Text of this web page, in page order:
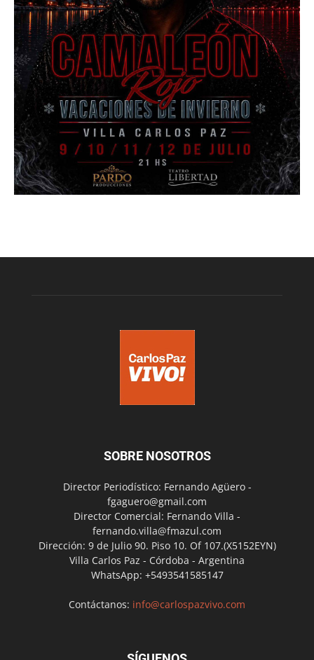
SOBRE NOSOTROS
Director Periodístico: Fernando Agüero -
fgaguero@gmail.com
Director Comercial: Fernando Villa -
fernando.villa@fmazul.com
Dirección: 9 de Julio 90. Piso 10. Of 107.(X5152EYN)
Villa Carlos Paz - Córdoba - Argentina
WhatsApp: +5493541585147
Contáctanos: info@carlospazvivo.com